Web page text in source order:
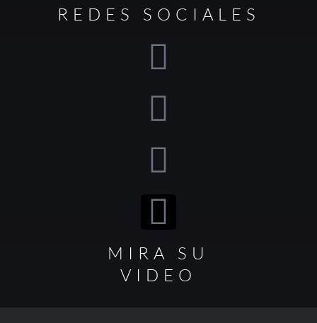
REDES SOCIALES
MIRA SU
VIDEO